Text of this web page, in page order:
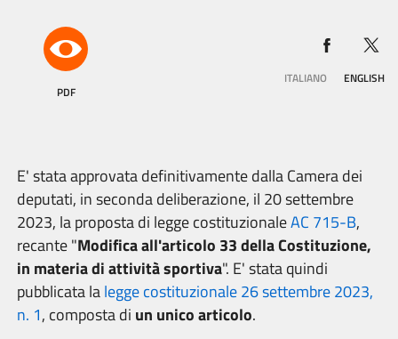
PDF
ITALIANO ENGLISH
E' stata approvata definitivamente dalla Camera dei
deputati, in seconda deliberazione, il 20 settembre
2023, la proposta di legge costituzionaleAC 715-B,
recante "Modifica all'articolo 33 della Costituzione,
in materia di attività sportiva". E' stata quindi
pubblicata lalegge costituzionale 26 settembre 2023,
n. 1, composta di un unico articolo.